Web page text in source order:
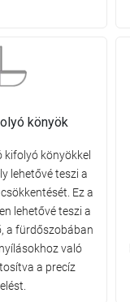
könyök
könyökkel
lehetővé teszi a
Ez a
lehetővé teszi a
a fürdőszobában
való
a precíz